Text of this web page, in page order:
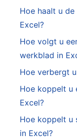
Hoe haalt u de
Excel?
Hoe volgt u
werkblad in
Hoe verbergt
Hoe koppelt u
Excel?
Hoe koppelt u
in Excel?